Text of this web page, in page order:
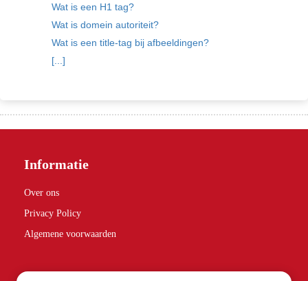
Wat is een H1 tag?
Wat is domein autoriteit?
Wat is een title-tag bij afbeeldingen?
[...]
Informatie
Over ons
Privacy Policy
Algemene voorwaarden
Partners